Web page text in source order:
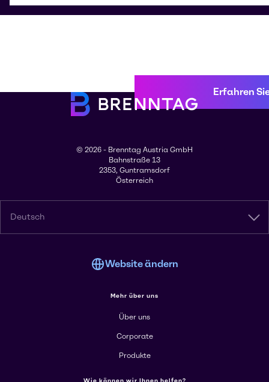
Erfahren
© 2026 - Brenntag Austria GmbH
Bahnstraße 13
2353, Guntramsdorf
Österreich
Deutsch
Website ändern
Mehr über uns
Über uns
Corporate
Produkte
Wie können wir Ihnen helfen?